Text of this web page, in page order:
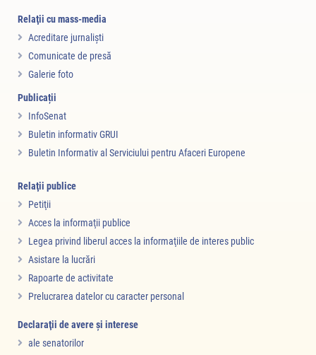
Relaţii cu mass-media
Acreditare jurnalişti
Comunicate de presă
Galerie foto
Publicații
InfoSenat
Buletin informativ GRUI
Buletin Informativ al Serviciului pentru Afaceri Europene
Relaţii publice
Petiţii
Acces la informaţii publice
Legea privind liberul acces la informaţiile de interes public
Asistare la lucrări
Rapoarte de activitate
Prelucrarea datelor cu caracter personal
Declaraţii de avere şi interese
ale senatorilor